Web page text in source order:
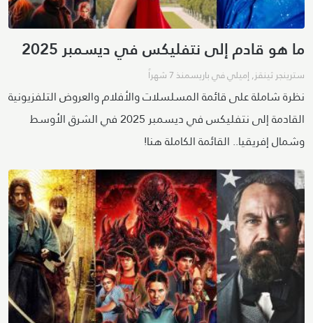
ما هو قادم إلى نتفليكس في ديسمبر 2025
سترينجر ثينقز,إميلي في باريسمنذ 7 شهراً
نظرة شاملة على قائمة المسلسلات والأفلام والعروض التلفزيونية
القادمة إلى نتفليكس في ديسمبر 2025 في الشرق الأوسط
وشمال إفريقيا.. القائمة الكاملة هنا!